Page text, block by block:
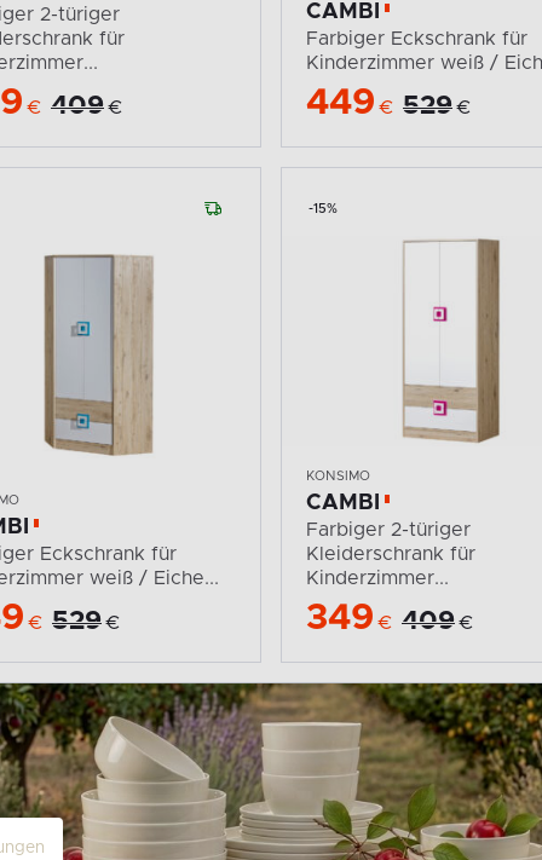
2-türiger
für
€ 409 €
CAMBI
Farbiger Eckschrank für
Kinderzimmer weiß /
449 € 529 €
Eckschrank für
weiß / Eiche...
€ 529 €
-15%
KONSIMO
CAMBI
Farbiger 2-türiger
Kleiderschrank für
Kinderzimmer...
349 € 409 €